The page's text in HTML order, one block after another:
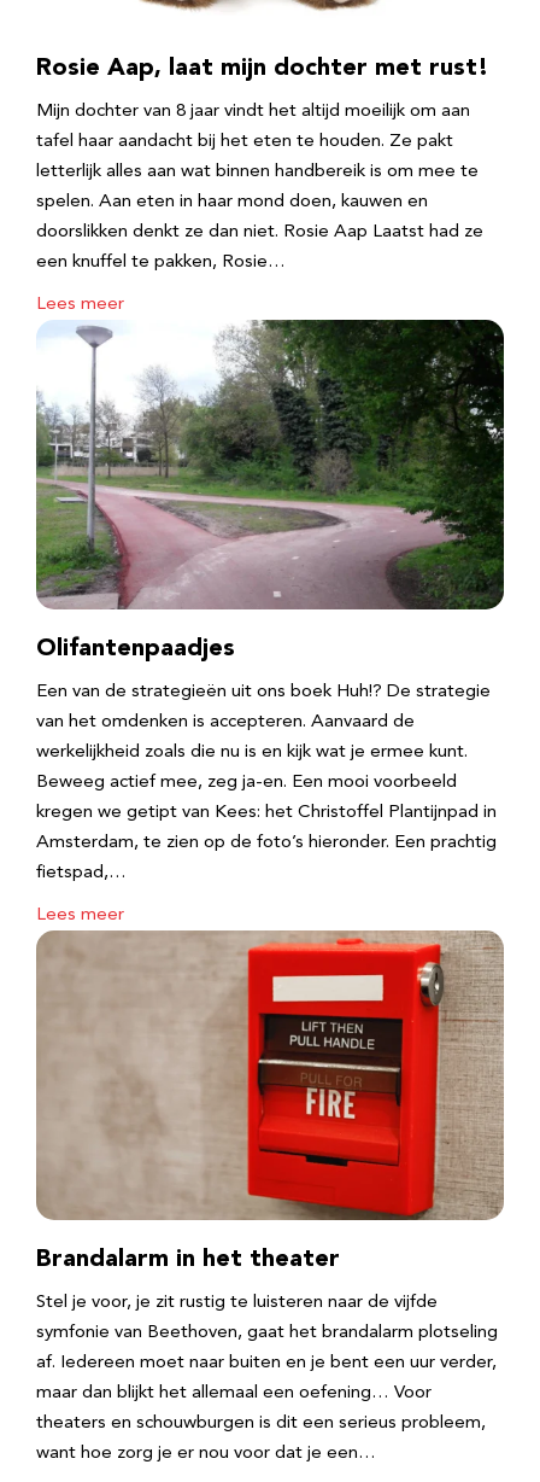
Rosie Aap, laat mijn dochter met rust!
Mijn dochter van 8 jaar vindt het altijd moeilijk om aan
tafel haar aandacht bij het eten te houden. Ze pakt
letterlijk alles aan wat binnen handbereik is om mee te
spelen. Aan eten in haar mond doen, kauwen en
doorslikken denkt ze dan niet. Rosie Aap Laatst had ze
een knuffel te pakken, Rosie…
Lees meer
Olifantenpaadjes
Een van de strategieën uit ons boek Huh!? De strategie
van het omdenken is accepteren. Aanvaard de
werkelijkheid zoals die nu is en kijk wat je ermee kunt.
Beweeg actief mee, zeg ja-en. Een mooi voorbeeld
kregen we getipt van Kees: het Christoffel Plantijnpad in
Amsterdam, te zien op de foto’s hieronder. Een prachtig
fietspad,…
Lees meer
Brandalarm in het theater
Stel je voor, je zit rustig te luisteren naar de vijfde
symfonie van Beethoven, gaat het brandalarm plotseling
af. Iedereen moet naar buiten en je bent een uur verder,
maar dan blijkt het allemaal een oefening… Voor
theaters en schouwburgen is dit een serieus probleem,
want hoe zorg je er nou voor dat je een…